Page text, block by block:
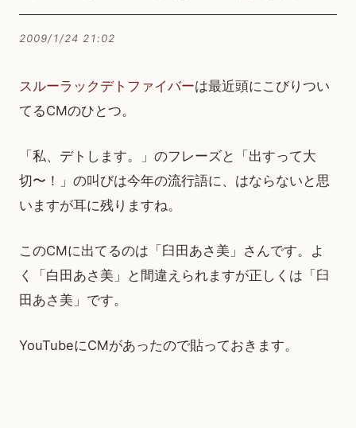
2009/1/24 21:02
スルーラックデトファイバーは最近頭にこびりつい
てるCMのひとつ。
「私、デトします。」のフレーズと「出すって大
切〜！」の叫びは今年の流行語に、はならないと思
いますが耳に残りますね。
このCMに出てるのは「臼田あさ美」さんです。よ
く「白田あさ美」と間違えられますが正しくは「臼
田あさ美」です。
YouTubeにCMがあったので貼っておきます。